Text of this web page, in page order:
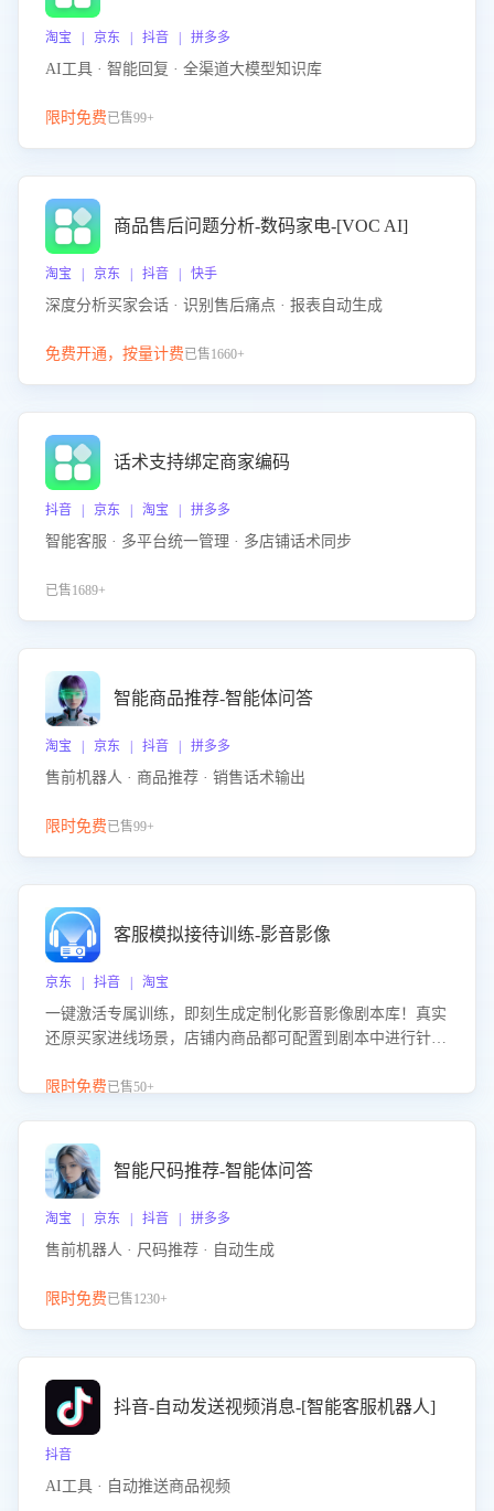
淘宝 | 京东 | 抖音 | 拼多多
AI工具 · 智能回复 · 全渠道大模型知识库
限时免费已售99+
商品售后问题分析-数码家电-[VOC AI]
淘宝 | 京东 | 抖音 | 快手
深度分析买家会话 · 识别售后痛点 · 报表自动生成
免费开通，按量计费已售1660+
话术支持绑定商家编码
抖音 | 京东 | 淘宝 | 拼多多
智能客服 · 多平台统一管理 · 多店铺话术同步
已售1689+
智能商品推荐-智能体问答
淘宝 | 京东 | 抖音 | 拼多多
售前机器人 · 商品推荐 · 销售话术输出
限时免费已售99+
客服模拟接待训练-影音影像
京东 | 抖音 | 淘宝
一键激活专属训练，即刻生成定制化影音影像剧本库！真实
还原买家进线场景，店铺内商品都可配置到剧本中进行针对
击 “立即开通”，快速获取影音影像类目剧本，一键开启客服
限时免费已售50+
智能尺码推荐-智能体问答
淘宝 | 京东 | 抖音 | 拼多多
售前机器人 · 尺码推荐 · 自动生成
限时免费已售1230+
抖音-自动发送视频消息-[智能客服机器人]
抖音
AI工具 · 自动推送商品视频